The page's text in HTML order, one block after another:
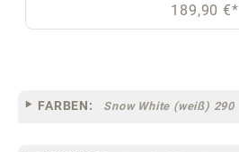
189,90 €*
FARBEN: Snow White (weiß) 290